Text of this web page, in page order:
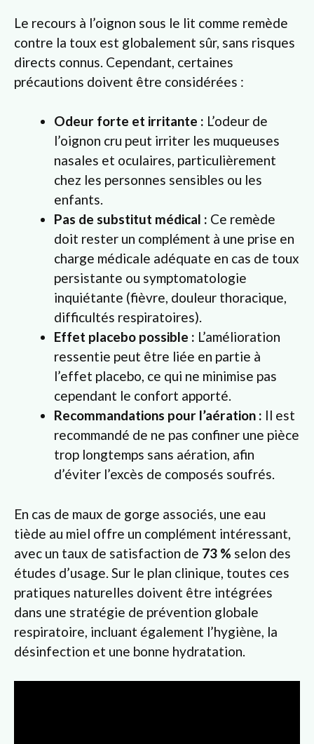
Le recours à l’oignon sous le lit comme remède
contre la toux est globalement sûr, sans risques
directs connus. Cependant, certaines
précautions doivent être considérées :
Odeur forte et irritante : L’odeur de
l’oignon cru peut irriter les muqueuses
nasales et oculaires, particulièrement
chez les personnes sensibles ou les
enfants.
Pas de substitut médical : Ce remède
doit rester un complément à une prise en
charge médicale adéquate en cas de toux
persistante ou symptomatologie
inquiétante (fièvre, douleur thoracique,
difficultés respiratoires).
Effet placebo possible : L’amélioration
ressentie peut être liée en partie à
l’effet placebo, ce qui ne minimise pas
cependant le confort apporté.
Recommandations pour l’aération : Il est
recommandé de ne pas confiner une pièce
trop longtemps sans aération, afin
d’éviter l’excès de composés soufrés.
En cas de maux de gorge associés, une eau
tiède au miel offre un complément intéressant,
avec un taux de satisfaction de 73 % selon des
études d’usage. Sur le plan clinique, toutes ces
pratiques naturelles doivent être intégrées
dans une stratégie de prévention globale
respiratoire, incluant également l’hygiène, la
désinfection et une bonne hydratation.